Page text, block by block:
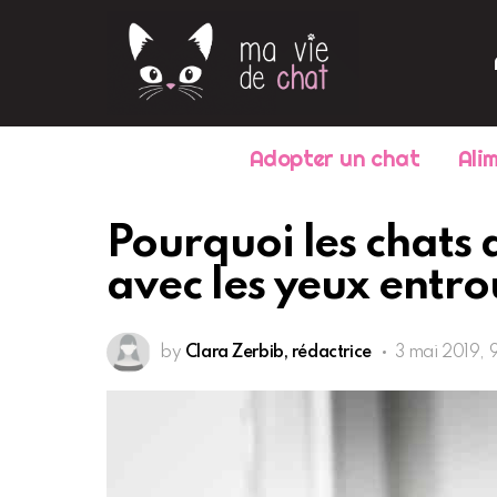
Adopter un chat
Pourquoi les
avec les yeux
by Clara Zerbib, rédactrice 3 mai 2019,